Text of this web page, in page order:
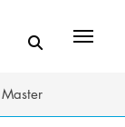
Master